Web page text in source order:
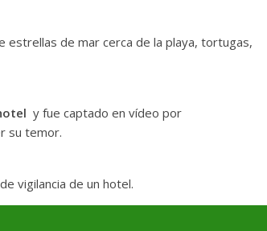
estrellas de mar cerca de la playa, tortugas,
y fue captado en vídeo por
su temor.
vigilancia de un hotel.